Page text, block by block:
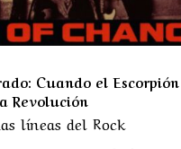
Cuando el Escorpión
Revolución
líneas del Rock